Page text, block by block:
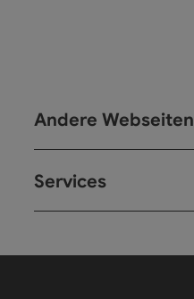
Andere Webseiten
Services